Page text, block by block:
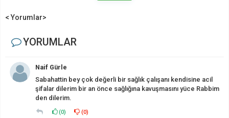
< Yorumlar>
YORUMLAR
Naif Gürle
Sabahattin bey çok değerli bir sağlık çalışanı kendisine acil
şifalar dilerim bir an önce sağlığına kavuşmasını yüce Rabbim
den dilerim.
(0) (0)